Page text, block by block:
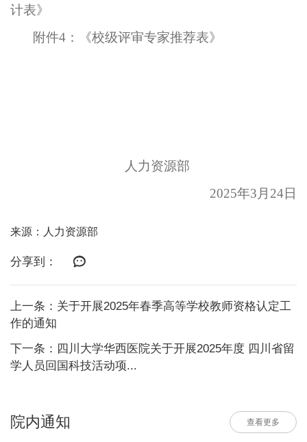
计表》
附件4：《校级评审专家推荐表》
人力资源部
2025年3 月 24日
来源：人力资源部
分享到：
上一条：关于开展2025年春季高等学校教师资格认定工
作的通知
下一条：四川大学华西医院关于开展2025年度 四川省留
学人员回国科技活动项...
院内通知 查看更多